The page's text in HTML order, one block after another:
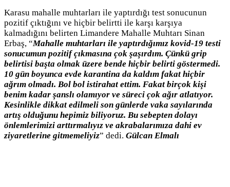
Karasu mahalle muhtarları ile yaptırdığı test sonucunun
pozitif çıktığını ve hiçbir belirtti ile karşı karşıya
kalmadığını belirten Limandere Mahalle Muhtarı Sinan
Erbaş, “Mahalle muhtarları ile yaptırdığımız kovid-19 testi
sonucumun pozitif çıkmasına çok şaşırdım. Çünkü grip
belirtisi başta olmak üzere bende hiçbir belirti göstermedi.
10 gün boyunca evde karantina da kaldım fakat hiçbir
ağrım olmadı. Bol bol istirahat ettim. Fakat birçok kişi
benim kadar şanslı olamıyor ve süreci çok ağır atlatıyor.
Kesinlikle dikkat edilmeli son günlerde vaka sayılarında
artış olduğunu hepimiz biliyoruz. Bu sebepten dolayı
önlemlerimizi arttırmalıyız ve akrabalarımıza dahi ev
ziyaretlerine gitmemeliyiz” dedi. Gülcan Elmalı